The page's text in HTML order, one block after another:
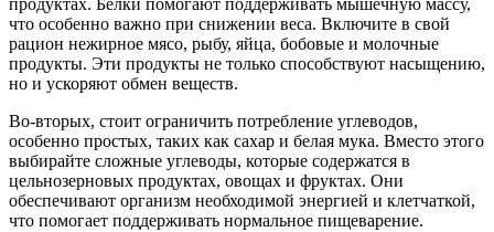
продуктах. Белки помогают поддерживать мышечную массу,
что особенно важно при снижении веса. Включите в свой
рацион нежирное мясо, рыбу, яйца, бобовые и молочные
продукты. Эти продукты не только способствуют насыщению,
но и ускоряют обмен веществ.
Во-вторых, стоит ограничить потребление углеводов,
особенно простых, таких как сахар и белая мука. Вместо этого
выбирайте сложные углеводы, которые содержатся в
цельнозерновых продуктах, овощах и фруктах. Они
обеспечивают организм необходимой энергией и клетчаткой,
что помогает поддерживать нормальное пищеварение.